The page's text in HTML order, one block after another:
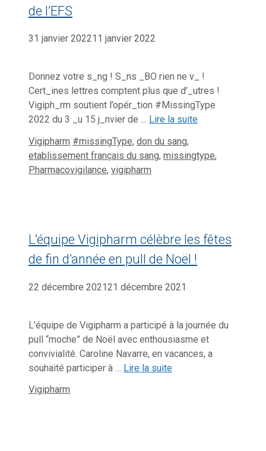
de l’EFS
31 janvier 202211 janvier 2022
Donnez votre s_ng ! S_ns _BO rien ne v_ !
Cert_ines lettres comptent plus que d’_utres !
Vigiph_rm soutient l’opér_tion #MissingType
2022 du 3 _u 15 j_nvier de … Lire la suite
Catégories
Vigipharm Étiquettes
#missingType, don du sang,
etablissement français du sang, missingtype,
Pharmacovigilance, vigipharm
L’équipe Vigipharm célèbre les fêtes
de fin d’année en pull de Noël !
22 décembre 202121 décembre 2021
L’équipe de Vigipharm a participé à la journée du
pull “moche” de Noël avec enthousiasme et
convivialité. Caroline Navarre, en vacances, a
souhaité participer à … Lire la suite
Catégories
Vigipharm